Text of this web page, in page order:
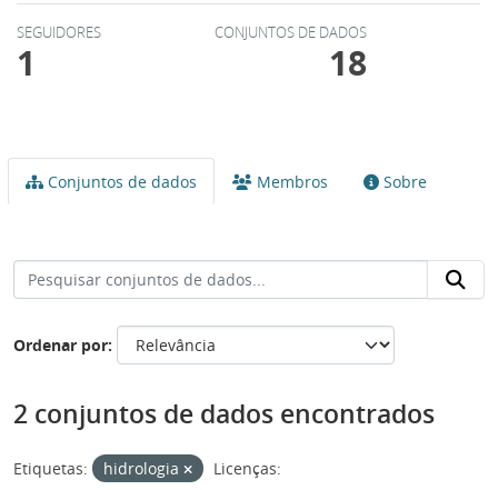
SEGUIDORES
1
CONJUNTOS DE DADOS
18
Conjuntos de dados Membros Sobre
Ordenar por
2 conjuntos de dados encontrados
Etiquetas: hidrologia
Licenças: